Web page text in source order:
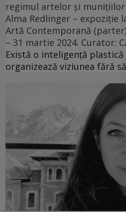
regimul artelor și munițiilor
Alma Redlinger – expoziție
Artă Contemporană
– 31 martie 2024. Curator:
Există o inteligență
organizează viziunea fără